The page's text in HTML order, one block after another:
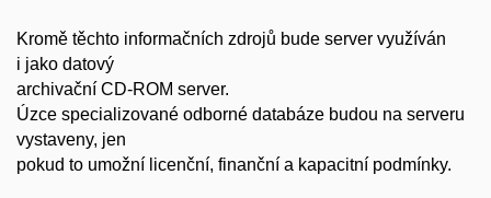
Kromě těchto informačních zdrojů bude server využíván
i jako datový
archivační CD-ROM server.
Úzce specializované odborné databáze budou na serveru
vystaveny, jen
pokud to umožní licenční, finanční a kapacitní podmínky.